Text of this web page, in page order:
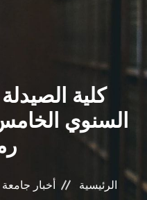
كلية
السنوي
الرئيسية أخبار